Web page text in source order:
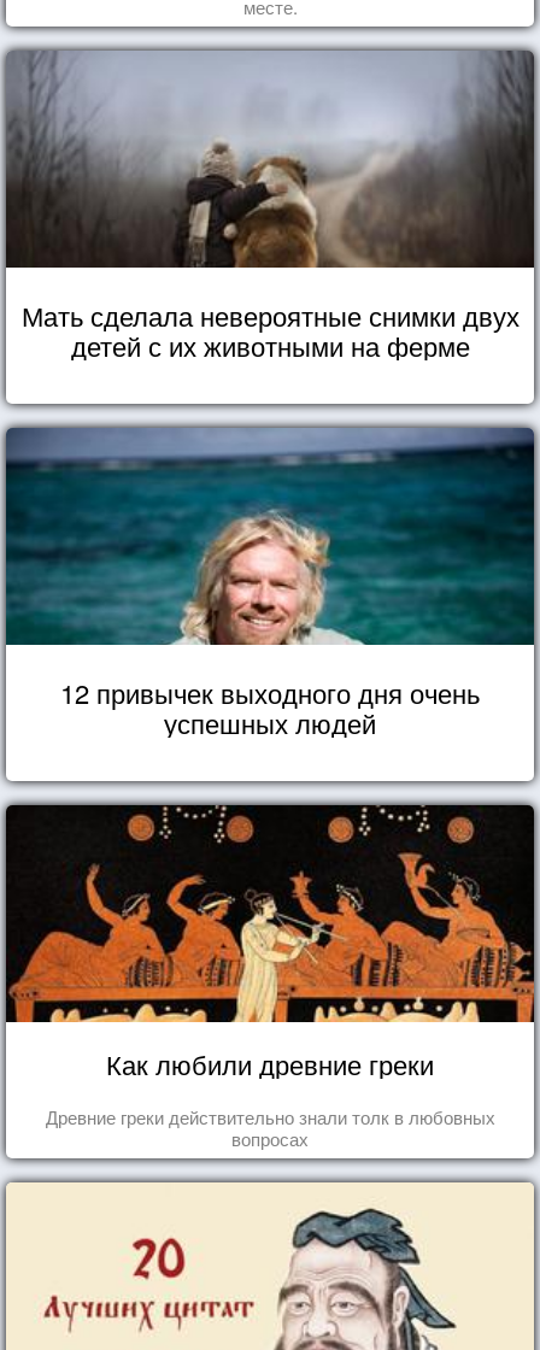
месте.
Мать сделала невероятные снимки двух
детей с их животными на ферме
12 привычек выходного дня очень
успешных людей
Как любили древние греки
Древние греки действительно знали толк в любовных
вопросах